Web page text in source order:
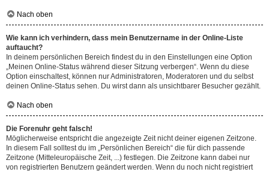
Nach oben
Wie kann ich verhindern, dass mein Benutzername in der Online-Liste
auftaucht?
In deinem persönlichen Bereich findest du in den Einstellungen eine Option
„Meinen Online-Status während dieser Sitzung verbergen“. Wenn du diese
Option einschaltest, können nur Administratoren, Moderatoren und du selbst
deinen Online-Status sehen. Du wirst dann als unsichtbarer Besucher gezählt.
Nach oben
Die Forenuhr geht falsch!
Möglicherweise entspricht die angezeigte Zeit nicht deiner eigenen Zeitzone.
In diesem Fall solltest du im „Persönlichen Bereich“ die für dich passende
Zeitzone (Mitteleuropäische Zeit, ...) festlegen. Die Zeitzone kann dabei nur
von registrierten Benutzern geändert werden. Wenn du noch nicht registriert